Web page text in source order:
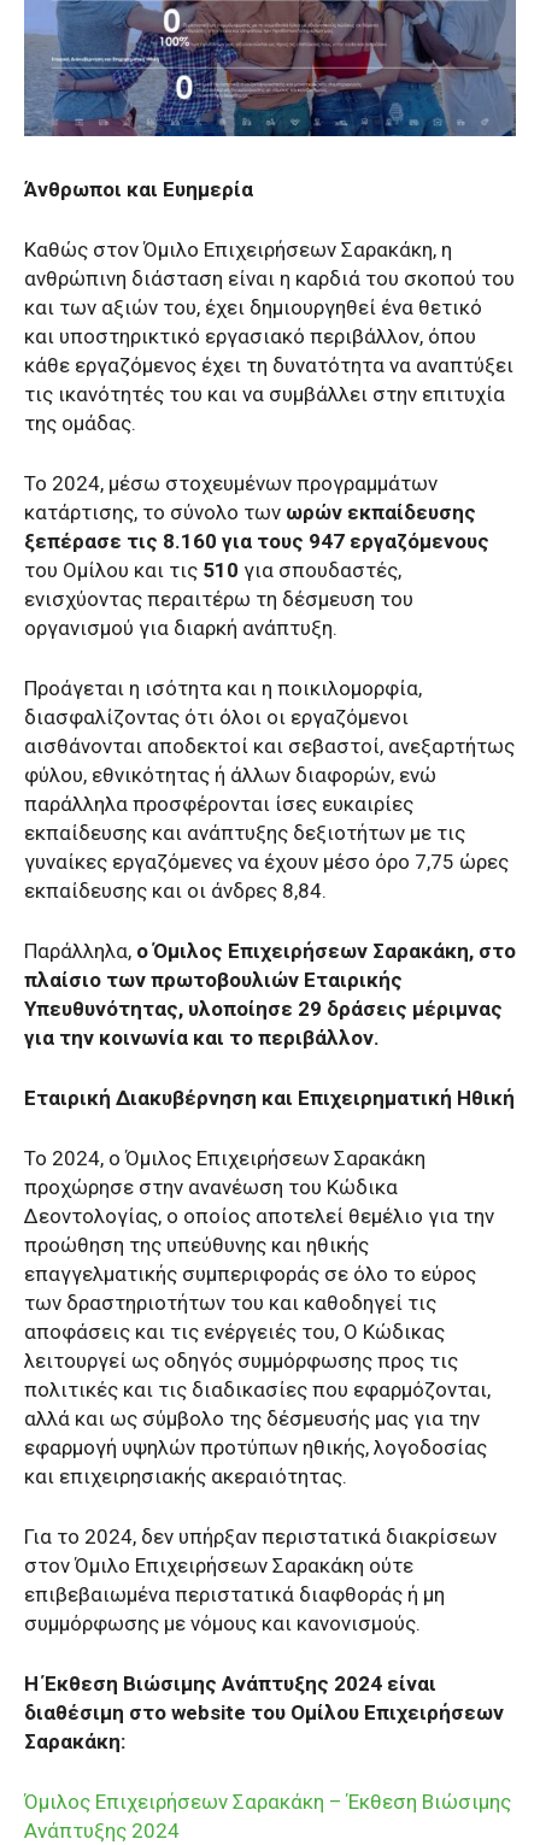
Άνθρωποι και Ευημερία
Καθώς στον Όμιλο Επιχειρήσεων Σαρακάκη, η
ανθρώπινη διάσταση είναι η καρδιά του σκοπού του
και των αξιών του, έχει δημιουργηθεί ένα θετικό
και υποστηρικτικό εργασιακό περιβάλλον, όπου
κάθε εργαζόμενος έχει τη δυνατότητα να αναπτύξει
τις ικανότητές του και να συμβάλλει στην επιτυχία
της ομάδας.
Το 2024, μέσω στοχευμένων προγραμμάτων
κατάρτισης, το σύνολο των ωρών εκπαίδευσης
ξεπέρασε τις 8.160 για τους 947 εργαζόμενους
του Ομίλου και τις 510 για σπουδαστές,
ενισχύοντας περαιτέρω τη δέσμευση του
οργανισμού για διαρκή ανάπτυξη.
Προάγεται η ισότητα και η ποικιλομορφία,
διασφαλίζοντας ότι όλοι οι εργαζόμενοι
αισθάνονται αποδεκτοί και σεβαστοί, ανεξαρτήτως
φύλου, εθνικότητας ή άλλων διαφορών, ενώ
παράλληλα προσφέρονται ίσες ευκαιρίες
εκπαίδευσης και ανάπτυξης δεξιοτήτων με τις
γυναίκες εργαζόμενες να έχουν μέσο όρο 7,75 ώρες
εκπαίδευσης και οι άνδρες 8,84.
Παράλληλα, ο Όμιλος Επιχειρήσεων Σαρακάκη, στο
πλαίσιο των πρωτοβουλιών Εταιρικής
Υπευθυνότητας, υλοποίησε 29 δράσεις μέριμνας
για την κοινωνία και το περιβάλλον.
Εταιρική Διακυβέρνηση και Επιχειρηματική Ηθική
Το 2024, ο Όμιλος Επιχειρήσεων Σαρακάκη
προχώρησε στην ανανέωση του Κώδικα
Δεοντολογίας, ο οποίος αποτελεί θεμέλιο για την
προώθηση της υπεύθυνης και ηθικής
επαγγελματικής συμπεριφοράς σε όλο το εύρος
των δραστηριοτήτων του και καθοδηγεί τις
αποφάσεις και τις ενέργειές του, Ο Κώδικας
λειτουργεί ως οδηγός συμμόρφωσης προς τις
πολιτικές και τις διαδικασίες που εφαρμόζονται,
αλλά και ως σύμβολο της δέσμευσής μας για την
εφαρμογή υψηλών προτύπων ηθικής, λογοδοσίας
και επιχειρησιακής ακεραιότητας.
Για το 2024, δεν υπήρξαν περιστατικά διακρίσεων
στον Όμιλο Επιχειρήσεων Σαρακάκη ούτε
επιβεβαιωμένα περιστατικά διαφθοράς ή μη
συμμόρφωσης με νόμους και κανονισμούς.
Η Έκθεση Βιώσιμης Ανάπτυξης 2024 είναι
διαθέσιμη στο website του Ομίλου Επιχειρήσεων
Σαρακάκη:
Όμιλος Επιχειρήσεων Σαρακάκη – Έκθεση Βιώσιμης
Ανάπτυξης 2024